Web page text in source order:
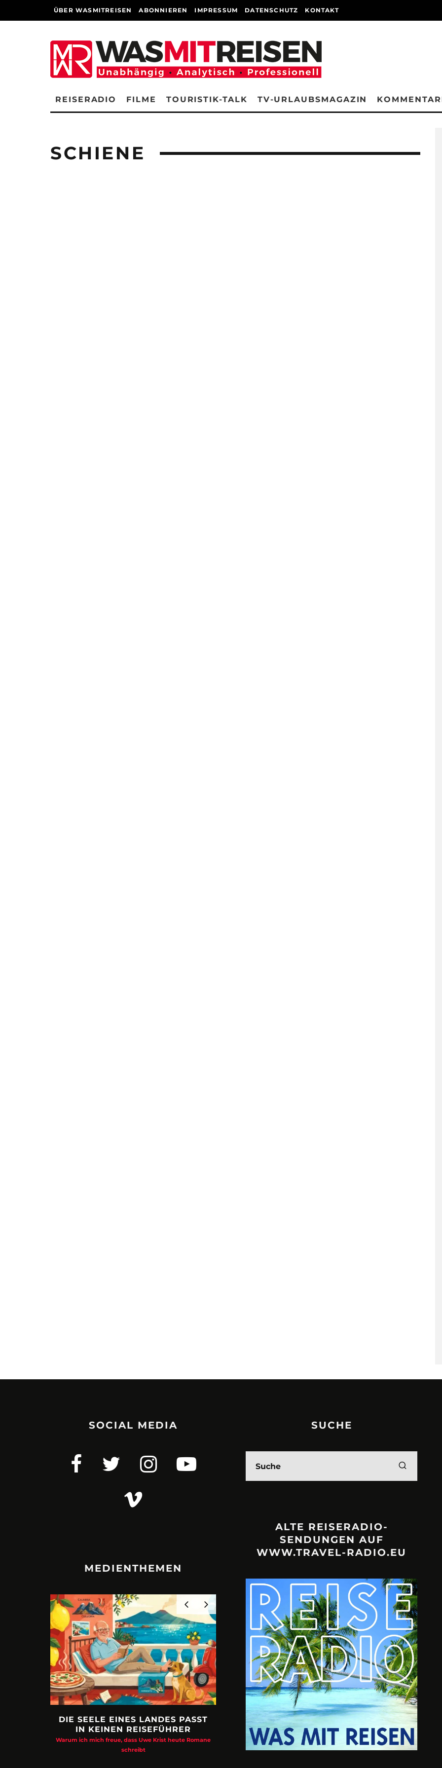
ÜBER WASMITREISEN ABONNIEREN IMPRESSUM DATENSCHUTZ KONTAKT
REISERADIO FILME TOURISTIK-TALK TV-URLAUBSMAGAZIN
SCHIENE
SOCIAL MEDIA
MEDIENTHEMEN
DIE SEELE EINES LANDES PASST
IN KEINEN REISEFÜHRER
Warum ich mich freue, dass Uwe Krist heute Romane
schreibt
URLAUBSFRUST – IST REISEN
KAPUTT?
Philipp Laage „Travel is broken“ - Wege aus der
Urlaubsfalle
A3M –
Mit Krisen-
SUCHE
ALTE REISERADIO-
SENDUNGEN AUF
WWW.TRAVEL-RADIO.EU